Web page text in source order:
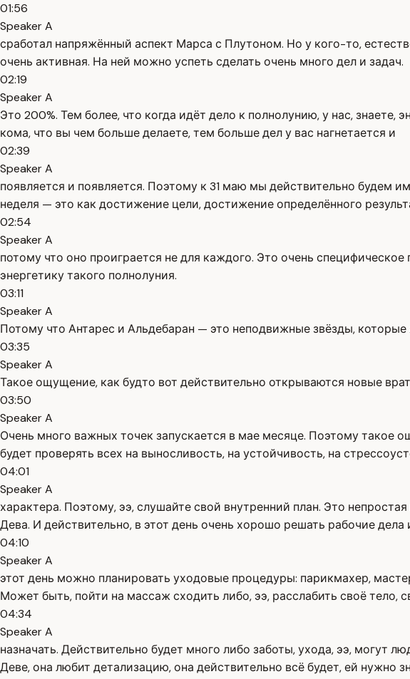
01:56
Speaker A
сработал напряжённый аспект Марса с Плутоном. Но у кого-то,
очень активная. На ней можно успеть сделать очень много дел и задач.
02:19
Speaker A
Это 200%. Тем более, что когда идёт дело к полнолунию, у нас,
кома, что вы чем больше делаете, тем больше дел у вас нагнетается и
02:39
Speaker A
появляется и появляется. Поэтому к 31 маю мы действительно будем
неделя — это как достижение цели, достижение определённого
02:54
Speaker A
потому что оно проиграется не для каждого. Это очень
энергетику такого полнолуния.
03:11
Speaker A
Потому что Антарес и Альдебаран — это неподвижные звёзды,
03:35
Speaker A
Такое ощущение, как будто вот действительно открываются новые
03:50
Speaker A
Очень много важных точек запускается в мае месяце. Поэтому такое
будет проверять всех на выносливость, на устойчивость, на
04:01
Speaker A
характера. Поэтому, ээ, слушайте свой внутренний план. Это
Дева. И действительно, в этот день очень хорошо решать рабочие
04:10
Speaker A
этот день можно планировать уходовые процедуры: парикмахер,
Может быть, пойти на массаж сходить либо, ээ, расслабить своё
04:34
Speaker A
назначать. Действительно будет много либо заботы, ухода, ээ, могут
Деве, она любит детализацию, она действительно всё будет, ей нужно